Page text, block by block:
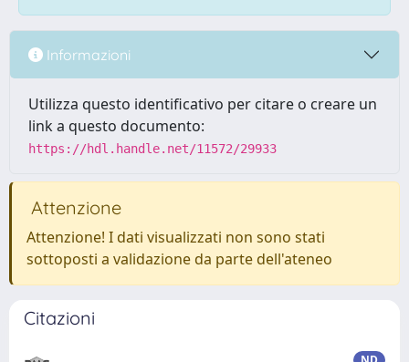
Informazioni
Utilizza questo identificativo per citare o creare un
link a questo documento:
https://hdl.handle.net/11572/29933
Attenzione
Attenzione! I dati visualizzati non sono stati
sottoposti a validazione da parte dell'ateneo
Citazioni